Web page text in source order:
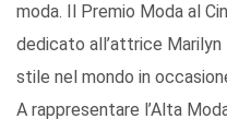
moda. Il Premio Moda al
dedicato all’attrice Marilyn
stile nel mondo in
A rappresentare l’Alta